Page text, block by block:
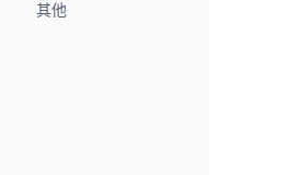
其他